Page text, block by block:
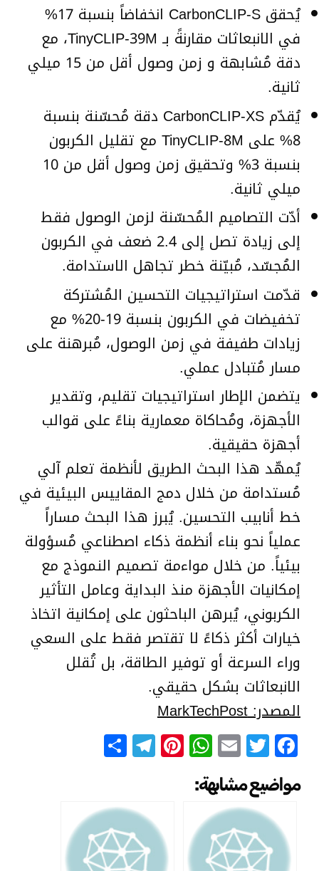
يُحقق CarbonCLIP-S انخفاضاً بنسبة 17%
في الانبعاثات مقارنةً بـ TinyCLIP-39M، مع
دقة مُشابهة و زمن وصول أقل من 15 ميلي
ثانية.
يُقدّم CarbonCLIP-XS دقة مُحسّنة بنسبة
8% على TinyCLIP-8M مع تقليل الكربون
بنسبة 3% وتحقيق زمن وصول أقل من 10
ميلي ثانية.
أدّت التصاميم المُحسّنة لزمن الوصول فقط
إلى زيادة تصل إلى 2.4 ضعف في الكربون
المُجسّد، مُبيّنة خطر تجاهل الاستدامة.
قدّمت استراتيجيات التحسين المُشتركة
تخفيضات في الكربون بنسبة 19-20% مع
زيادات طفيفة في زمن الوصول، مُبرهنة على
مسار مُتبادل عملي.
يتضمن الإطار استراتيجيات تقليم، وتقدير
الأجهزة، ومُحاكاة معمارية بناءً على قوالب
أجهزة حقيقية.
يُمهّد هذا البحث الطريق لأنظمة تعلم آلي
مُستدامة من خلال دمج المقاييس البيئية في
خط أنابيب التحسين. يُبرز هذا البحث مساراً
عملياً نحو بناء أنظمة ذكاء اصطناعي مُسؤولة
بيئياً. من خلال مواءمة تصميم النموذج مع
إمكانيات الأجهزة منذ البداية وعامل التأثير
الكربوني، يُبرهن الباحثون على إمكانية اتخاذ
خيارات أكثر ذكاءً لا تقتصر فقط على السعي
وراء السرعة أو توفير الطاقة، بل تُقلل
الانبعاثات بشكل حقيقي.
المصدر: MarkTechPost
Facebook
Twitter
Email
WhatsApp
Pinterest
Telegram
مواضيع مشابهة: